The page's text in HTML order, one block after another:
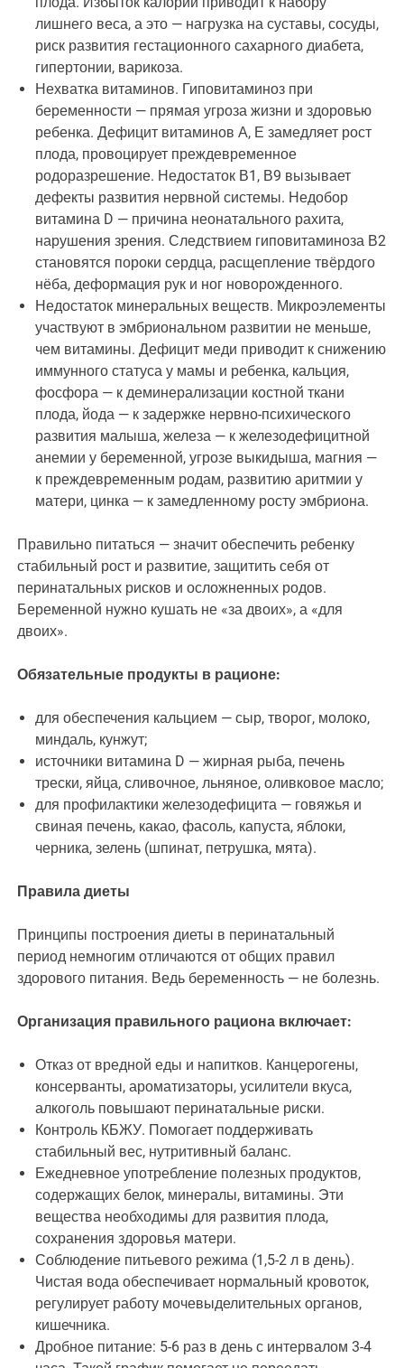
лишнего веса, а это — нагрузка на суставы, сосуды,
риск развития гестационного сахарного диабета,
гипертонии, варикоза.
Нехватка витаминов. Гиповитаминоз при
беременности — прямая угроза жизни и здоровью
ребенка. Дефицит витаминов А, Е замедляет рост
плода, провоцирует преждевременное
родоразрешение. Недостаток В1, В9 вызывает
дефекты развития нервной системы. Недобор
витамина D — причина неонатального рахита,
нарушения зрения. Следствием гиповитаминоза В2
становятся пороки сердца, расщепление твёрдого
нёба, деформация рук и ног новорожденного.
Недостаток минеральных веществ. Микроэлементы
участвуют в эмбриональном развитии не меньше,
чем витамины. Дефицит меди приводит к снижению
иммунного статуса у мамы и ребенка, кальция,
фосфора — к деминерализации костной ткани
плода, йода — к задержке нервно-психического
развития малыша, железа — к железодефицитной
анемии у беременной, угрозе выкидыша, магния —
к преждевременным родам, развитию аритмии у
матери, цинка — к замедленному росту эмбриона.
Правильно питаться — значит обеспечить ребенку
стабильный рост и развитие, защитить себя от
перинатальных рисков и осложненных родов.
Беременной нужно кушать не «за двоих», а «для
двоих».
Обязательные продукты в рационе:
для обеспечения кальцием — сыр, творог, молоко,
миндаль, кунжут;
источники витамина D — жирная рыба, печень
трески, яйца, сливочное, льняное, оливковое масло;
для профилактики железодефицита — говяжья и
свиная печень, какао, фасоль, капуста, яблоки,
черника, зелень (шпинат, петрушка, мята).
Правила диеты
Принципы построения диеты в перинатальный
период немногим отличаются от общих правил
здорового питания. Ведь беременность — не болезнь.
Организация правильного рациона включает:
Отказ от вредной еды и напитков. Канцерогены,
консерванты, ароматизаторы, усилители вкуса,
алкоголь повышают перинатальные риски.
Контроль КБЖУ. Помогает поддерживать
стабильный вес, нутритивный баланс.
Ежедневное употребление полезных продуктов,
содержащих белок, минералы, витамины. Эти
вещества необходимы для развития плода,
сохранения здоровья матери.
Соблюдение питьевого режима (1,5-2 л в день).
Чистая вода обеспечивает нормальный кровоток,
регулирует работу мочевыделительных органов,
кишечника.
Дробное питание: 5-6 раз в день с интервалом 3-4